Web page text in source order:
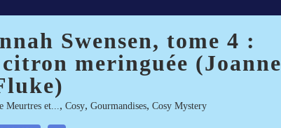
Swensen, tome 4 :
meringuée (Joanne
Meurtres et..., Cosy, Gourmandises, Cosy Mystery